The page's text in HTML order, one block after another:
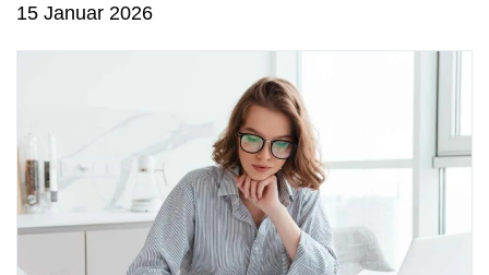
15 Januar 2026